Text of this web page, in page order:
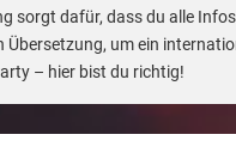
sorgt dafür, dass du alle
um ein
– hier bist du richtig!